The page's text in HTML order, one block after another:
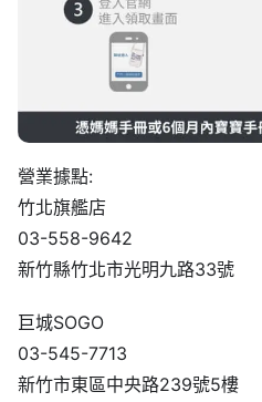
營業據點:
竹北旗艦店
03-558-9642
新竹縣竹北市光明九路33號
巨城SOGO
03-545-7713
新竹市東區中央路239號5樓